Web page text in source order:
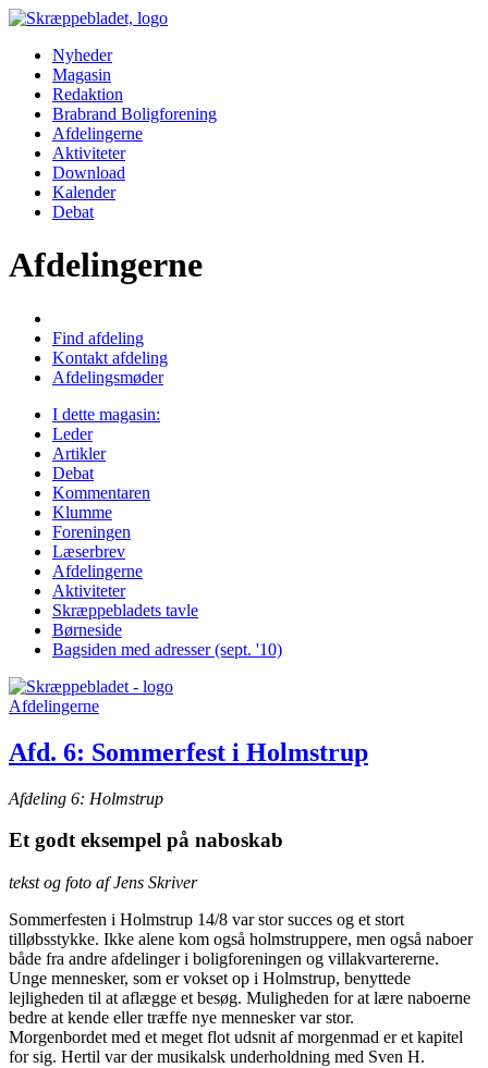
Nyheder
Magasin
Redaktion
Brabrand Boligforening
Afdelingerne
Aktiviteter
Download
Kalender
Debat
Afdelingerne
Find afdeling
Kontakt afdeling
Afdelingsmøder
I dette magasin:
Leder
Artikler
Debat
Kommentaren
Klumme
Foreningen
Læserbrev
Afdelingerne
Aktiviteter
Skræppe­bladets tavle
Børneside
Bagsiden med adresser (sept. '10)
Afdelingerne
Afd. 6: Sommerfest i Holmstrup
Afdeling 6: Holmstrup
Et godt eksempel på naboskab
tekst og foto af Jens Skriver
Sommerfesten i Holmstrup 14/8 var stor succes og et stort
tilløbsstykke. Ikke alene kom også holmstruppere, men også naboer
både fra andre afdelinger i boligforeningen og villakvartererne.
Unge mennesker, som er vokset op i Holmstrup, benyttede
lejligheden til at aflægge et besøg. Muligheden for at lære naboerne
bedre at kende eller træffe nye mennesker var stor.
Morgenbordet med et meget flot udsnit af morgenmad er et kapitel
for sig. Hertil var der musikalsk underholdning med Sven H.